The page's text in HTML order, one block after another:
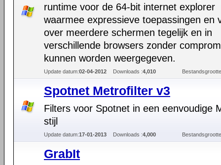
runtime voor de 64-bit internet explorer
waarmee expressieve toepassingen en
over meerdere schermen tegelijk en in
verschillende browsers zonder
kunnen worden weergegeven.
Update datum:02-04-2012 Downloads :4,010
Spotnet Metrofilter v3
Filters voor Spotnet in een eenvoudige
stijl
Update datum:17-01-2013 Downloads :4,000
GrabIt